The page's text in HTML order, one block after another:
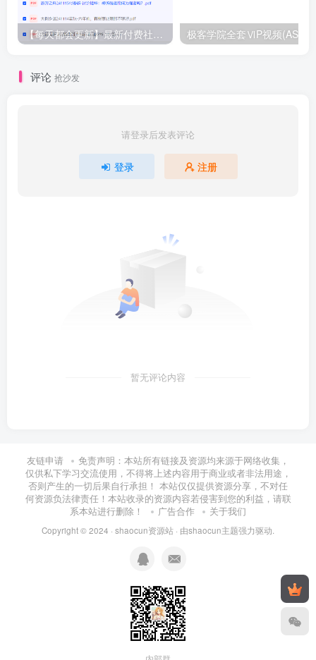
【每天都会更新】最新付费社群公众号文章 极客学院全套ⅥP视频(AS版)
评论 抢沙发
请登录后发表评论
登录 注册
暂无评论内容
友链申请
免责声明：本站所有链接及资源均来源于网络收集，
仅供私下学习交流使用，不得将上述内容用于商业或者非法用途，
否则产生的一切后果自行承担！ 本站仅仅提供资源分享，不对任
何资源负法律责任！本站收录的资源内容若侵害到您的利益，请联
系本站进行删除！
广告合作 关于我们
Copyright © 2024 · shaocun资源站 · 由shaocun主题强力驱动.